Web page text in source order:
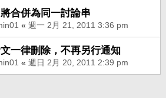
合併為同一討論串
« 週一 2月 21, 2011 3:36 pm
一律刪除，不再另行通知
« 週日 2月 20, 2011 2:39 pm